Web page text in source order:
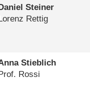
Daniel Steiner
Lorenz Rettig
Stieblich
Rossi